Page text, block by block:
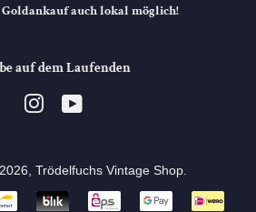
Goldankauf auch lokal möglich!
auf dem Laufenden
Instagram
Trödelfuchs Vintage Shop. ⠀
Zahlungsarten